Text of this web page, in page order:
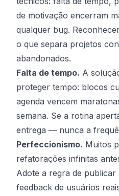
de motivação encerram
qualquer bug.
o que separa projetos
abandonados.
Falta de tempo. A
proteger tempo: blocos
agenda vencem
semana. Se a rotina
entrega — nunca a
Perfeccionismo. Muitos
refatorações infinitas
Adote a regra de publicar
feedback de usuários